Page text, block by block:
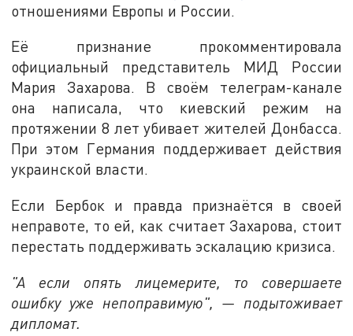
отношениями Европы и России.
Её признание прокомментировала
официальный представитель МИД России
Мария Захарова. В своём телеграм-канале
она написала, что киевский режим на
протяжении 8 лет убивает жителей Донбасса.
При этом Германия поддерживает действия
украинской власти.
Если Бербок и правда признаётся в своей
неправоте, то ей, как считает Захарова, стоит
перестать поддерживать эскалацию кризиса.
"А если опять лицемерите, то совершаете
ошибку уже непоправимую", — подытоживает
дипломат.